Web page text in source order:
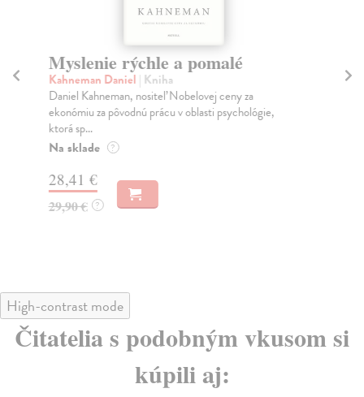
Myslenie rýchle a pomalé
Kahneman Daniel | Kniha
Daniel Kahneman, nositeľ Nobelovej ceny za
ekonómiu za pôvodnú prácu v oblasti psychológie,
ktorá sp...
Na sklade ?
28,41 €
29,90 € ?
High-contrast mode
Čitatelia s podobným vkusom si
kúpili aj: